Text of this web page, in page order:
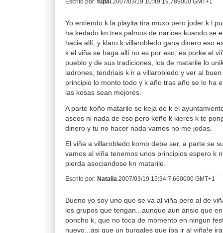
Yo entiendo k la playita tira muxo pero joder k l
ha kedado kn tres palmos de narices kuando se
hacia allí, y klaro k villarobledo gana dinero eso
k el viña se haga allí no es por eso, es porke el
pueblo y de sus tradiciones, los de matarile lo
ladrones, tendriais k ir a villarobledo y ver al
principio lo monto todo y k año tras año se lo ha
las kosas sean mejores.
A parte koño matarile se keja de k el
aseos ni nada de eso pero koño k kieres k te
dinero y tu no hacer nada vamos no me jodas.
El viña a villarobledo komo debe ser, a parte se
vamos al viña tenemos unos principios espero k
pierda asociandose kn matarile.
Escrito por: Natalia .2007/03/19 15:34:7.660000 GMT+1
Bueno yo soy uno que se va al viña pero al de
los grupos que tengan...aunque aun ansio que
poncho k, que no toca de momento en ningun
nuevo...asi que un burgales que iba ir al viña!e